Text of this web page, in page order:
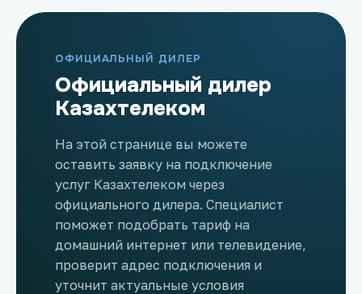
ОФИЦИАЛЬНЫЙ ДИЛЕР
Официальный дилер
Казахтелеком
На этой странице вы можете
оставить заявку на подключение
услуг Казахтелеком через
официального дилера. Специалист
поможет подобрать тариф на
домашний интернет или телевидение,
проверит адрес подключения и
уточнит актуальные условия